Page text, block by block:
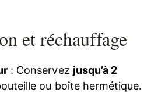
et réchauffage
: Conservez jusqu’à 2
ou boîte hermétique.